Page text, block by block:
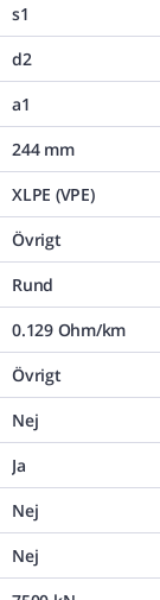
s1
d2
a1
244 mm
XLPE (VPE)
Övrigt
Rund
0.129 Ohm/km
Övrigt
Nej
Ja
Nej
Nej